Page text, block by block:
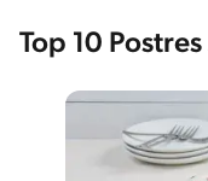
Top 10